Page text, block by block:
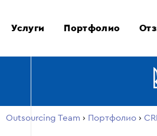
Услуги Портфолио
Outsourcing Team › Портфолио ›